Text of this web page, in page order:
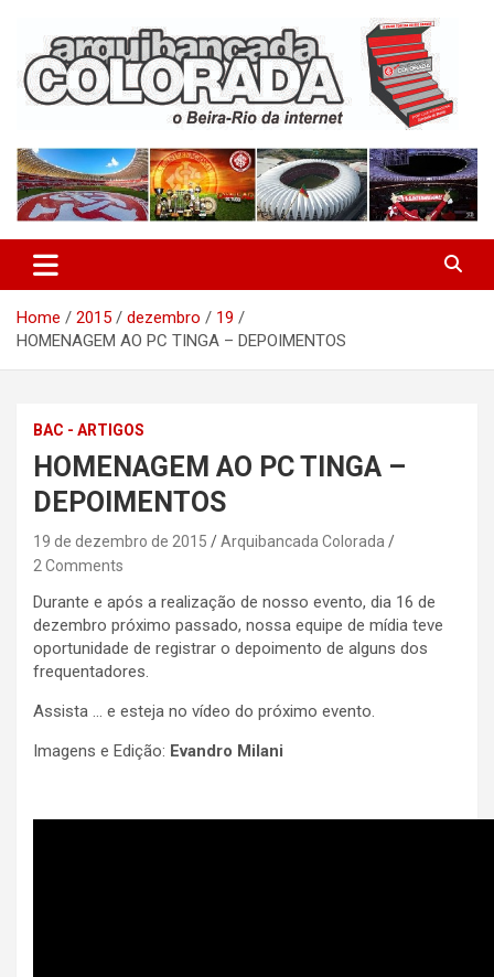
content
Arquibancada Colorada
Home 2015 dezembro
19
HOMENAGEM AO PC TINGA – DEPOIMENTOS
BAC - ARTIGOS
HOMENAGEM AO PC TINGA –
DEPOIMENTOS
19 de dezembro de 2015
Arquibancada Colorada
2 Comments
Durante e após a realização de nosso evento, dia 16 de
dezembro próximo passado, nossa equipe de mídia teve
oportunidade de registrar o depoimento de alguns dos
frequentadores.
Assista … e esteja no vídeo do próximo evento.
Imagens e Edição: Evandro Milani